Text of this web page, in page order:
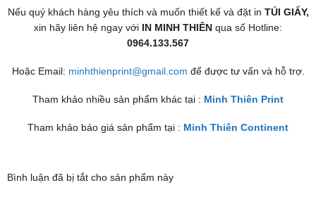
Nếu quý khách hàng yêu thích và muốn thiết kế và đặt in TÚI GIẤY,
xin hãy liên hệ ngay với IN MINH THIÊN qua số Hotline:
0964.133.567
Hoặc Email: minhthienprint@gmail.com để được tư vấn và hỗ trợ.
Tham khảo nhiều sản phẩm khác tại : Minh Thiên Print
Tham khảo báo giá sản phẩm tại : Minh Thiên Continent
Bình luận đã bị tắt cho sản phẩm này